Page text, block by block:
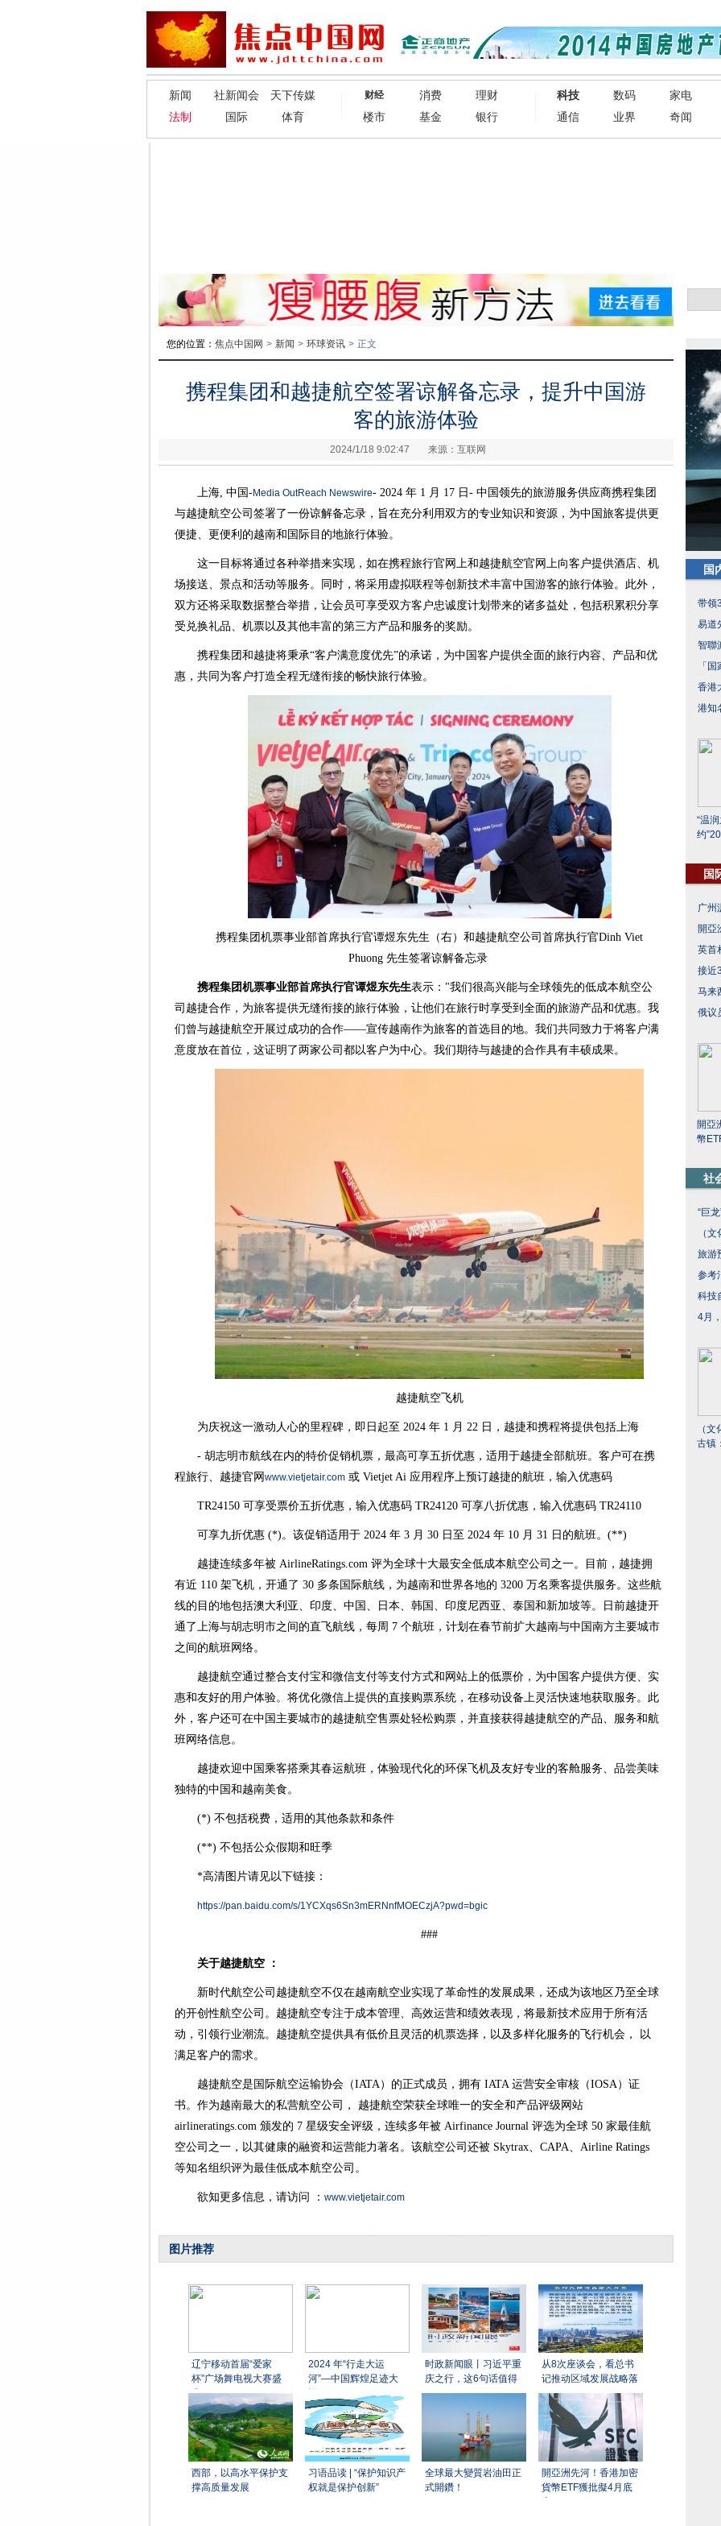
新闻 社新闻会
天下传媒
法制
国际 体育
财经 消费
理财
楼市
基金 银行
科技 数码
家电
通信
业界 奇闻
您的位置： 焦点中国网 > 新闻 > 环球资讯 > 正文
携程集团和越捷航空签署谅解备忘录，提升中国游
客的旅游体验
2024/1/18 9:02:47 来源：互联网
上海, 中国-Media OutReach Newswire- 2024 年 1 月 17 日- 中国领先的旅游服务供应商携程集团
与越捷航空公司签署了一份谅解备忘录，旨在充分利用双方的专业知识和资源，为中国旅客提供更
便捷、更便利的越南和国际目的地旅行体验。
这一目标将通过各种举措来实现，如在携程旅行官网上和越捷航空官网上向客户提供酒店、机
场接送、景点和活动等服务。同时，将采用虚拟联程等创新技术丰富中国游客的旅行体验。此外，
双方还将采取数据整合举措，让会员可享受双方客户忠诚度计划带来的诸多益处，包括积累积分享
受兑换礼品、机票以及其他丰富的第三方产品和服务的奖励。
携程集团和越捷将秉承“客户满意度优先”的承诺，为中国客户提供全面的旅行内容、产品和优
惠，共同为客户打造全程无缝衔接的畅快旅行体验。
携程集团机票事业部首席执行官谭煜东先生（右）和越捷航空公司首席执行官Dinh Viet
Phuong 先生签署谅解备忘录
携程集团机票事业部首席执行官谭煜东先生表示："我们很高兴能与全球领先的低成本航空公
司越捷合作，为旅客提供无缝衔接的旅行体验，让他们在旅行时享受到全面的旅游产品和优惠。我
们曾与越捷航空开展过成功的合作——宣传越南作为旅客的首选目的地。我们共同致力于将客户满
意度放在首位，这证明了两家公司都以客户为中心。我们期待与越捷的合作具有丰硕成果。
越捷航空飞机
为庆祝这一激动人心的里程碑，即日起至 2024 年 1 月 22 日，越捷和携程将提供包括上海
- 胡志明市航线在内的特价促销机票，最高可享五折优惠，适用于越捷全部航班。客户可在携
程旅行、越捷官网 www.vietjetair.com 或 Vietjet Ai 应用程序上预订越捷的航班，输入优惠码
TR24150 可享受票价五折优惠，输入优惠码 TR24120 可享八折优惠，输入优惠码 TR24110
可享九折优惠 (*)。该促销适用于 2024 年 3 月 30 日至 2024 年 10 月 31 日的航班。(**)
越捷连续多年被 AirlineRatings.com 评为全球十大最安全低成本航空公司之一。目前，越捷拥
有近 110 架飞机，开通了 30 多条国际航线，为越南和世界各地的 3200 万名乘客提供服务。这些航
线的目的地包括澳大利亚、印度、中国、日本、韩国、印度尼西亚、泰国和新加坡等。日前越捷开
通了上海与胡志明市之间的直飞航线，每周 7 个航班，计划在春节前扩大越南与中国南方主要城市
之间的航班网络。
越捷航空通过整合支付宝和微信支付等支付方式和网站上的低票价，为中国客户提供方便、实
惠和友好的用户体验。将优化微信上提供的直接购票系统，在移动设备上灵活快速地获取服务。此
外，客户还可在中国主要城市的越捷航空售票处轻松购票，并直接获得越捷航空的产品、服务和航
班网络信息。
越捷欢迎中国乘客搭乘其春运航班，体验现代化的环保飞机及友好专业的客舱服务、品尝美味
独特的中国和越南美食。
(*) 不包括税费，适用的其他条款和条件
(**) 不包括公众假期和旺季
*高清图片请见以下链接：
https://pan.baidu.com/s/1YCXqs6Sn3mERNnfMOECzjA?pwd=bgic
###
关于越捷航空 ：
新时代航空公司越捷航空不仅在越南航空业实现了革命性的发展成果，还成为该地区乃至全球
的开创性航空公司。越捷航空专注于成本管理、高效运营和绩效表现，将最新技术应用于所有活
动，引领行业潮流。越捷航空提供具有低价且灵活的机票选择，以及多样化服务的飞行机会， 以
满足客户的需求。
越捷航空是国际航空运输协会（IATA）的正式成员，拥有 IATA 运营安全审核（IOSA）证
书。作为越南最大的私营航空公司， 越捷航空荣获全球唯一的安全和产品评级网站
airlineratings.com 颁发的 7 星级安全评级，连续多年被 Airfinance Journal 评选为全球 50 家最佳航
空公司之一，以其健康的融资和运营能力著名。该航空公司还被 Skytrax、CAPA、Airline Ratings
等知名组织评为最佳低成本航空公司。
欲知更多信息，请访问 ： www.vietjetair.com
图片推荐
辽宁移动首届“爱家
杯”广场舞电视大赛盛
大
2024 年“行走大运
河”—中国辉煌足迹大
时政新闻眼丨习近平重
庆之行，这6句话值得
从8次座谈会，看总书
记推动区域发展战略落
西部，以高水平保护支
撑高质量发展
习语品读 | “保护知识产
权就是保护创新”
全球最大變質岩油田正
式開鑽！
開亞洲先河！香港加密
貨幣ETF獲批擬4月底
国
带领
易道
智聯
「
香港
港知
“温
约
国
广州
開亞
英首
接近
马来
俄议
開亞
幣
社
“巨
（
旅游
参考
科技
4月
（
古镇